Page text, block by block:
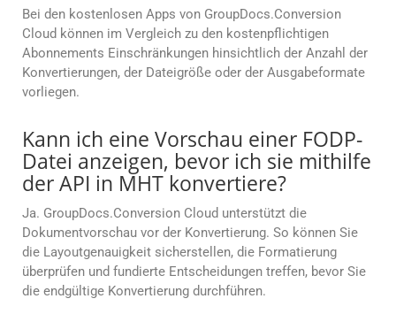
Bei den kostenlosen Apps von GroupDocs.Conversion
Cloud können im Vergleich zu den kostenpflichtigen
Abonnements Einschränkungen hinsichtlich der Anzahl der
Konvertierungen, der Dateigröße oder der Ausgabeformate
vorliegen.
Kann ich eine Vorschau einer FODP-
Datei anzeigen, bevor ich sie mithilfe
der API in MHT konvertiere?
Ja. GroupDocs.Conversion Cloud unterstützt die
Dokumentvorschau vor der Konvertierung. So können Sie
die Layoutgenauigkeit sicherstellen, die Formatierung
überprüfen und fundierte Entscheidungen treffen, bevor Sie
die endgültige Konvertierung durchführen.